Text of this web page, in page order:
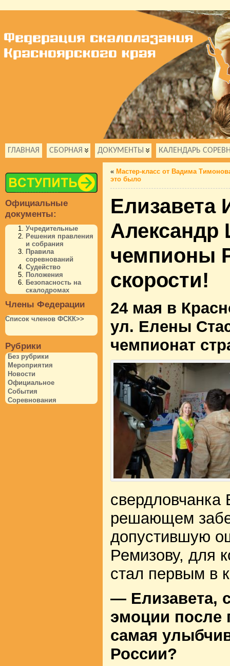
ГЛАВНАЯ СБОРНАЯ ДОКУМЕНТЫ КАЛЕНДАРЬ
Официальные
документы:
Учредительные
Решения правления
и собрания
Правила
соревнований
Судейство
Положения
Безопасность на
скалодромах
Члены Федерации
Список членов ФСКК>>
Рубрики
Без рубрики
Мероприятия
Новости
Официальное
События
Соревнования
« Мастер-класс от Вадима
это было
Елизавета
Александр
чемпионы
скорости!
24 мая в
ул. Елены
чемпионат
решающем
допустившую
Ремизову, для
стал первым в
— Елизавета,
эмоции после
самая
России?